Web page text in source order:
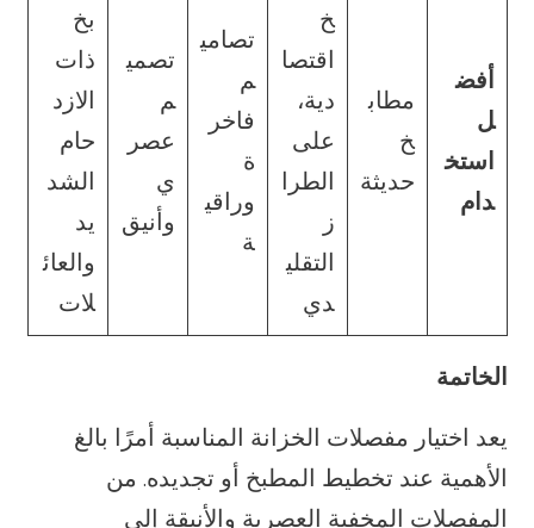
أفض
ل
استخ
دام
مطاب
خ
حديثة
خ
اقتصا
دية،
على
الطرا
ز
التقلي
دي
تصامي
م
فاخر
ة
وراقي
ة
تصمي
م
عصر
ي
وأنيق
بخ
ذات
الازد
حام
الشد
يد
والعائ
لات
الخاتمة
يعد اختيار مفصلات الخزانة المناسبة أمرًا بالغ
الأهمية عند تخطيط المطبخ أو تجديده. من
المفصلات المخفية العصرية والأنيقة إلى